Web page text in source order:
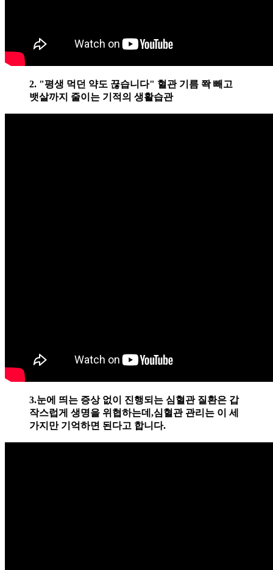
2. "평생 먹던 약도 끊습니다" 혈관 기름 쫙 빼고
뱃살까지 줄이는 기적의 생활습관
3.눈에 띄는 증상 없이 진행되는 심혈관 질환은 갑
작스럽게 생명을 위협하는데,심혈관 관리는 이 세
가지만 기억하면 된다고 합니다.